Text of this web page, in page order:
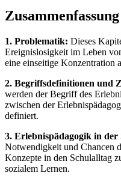
1. Problematik: Dieses
Ereignislosigkeit im Leben
eine einseitige Konzentration
2. Begriffsdefinitionen und
werden der Begriff des
zwischen der
definiert.
3. Erlebnispädagogik in der
Notwendigkeit und Chancen
Konzepte in den Schulalltag
sozialem Lernen.